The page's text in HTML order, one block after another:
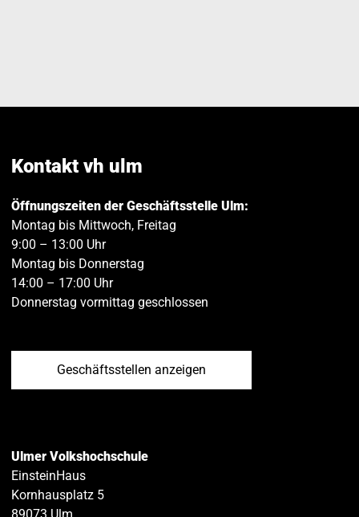
Kontakt vh ulm
Öffnungszeiten der Geschäftsstelle Ulm:
Montag bis Mittwoch, Freitag
9:00 – 13:00 Uhr
Montag bis Donnerstag
14:00 – 17:00 Uhr
Donnerstag vormittag geschlossen
Geschäftsstellen anzeigen
Ulmer Volkshochschule
EinsteinHaus
Kornhausplatz 5